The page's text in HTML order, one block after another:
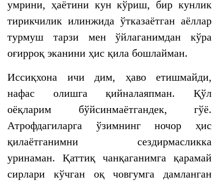
умрини, ҳаётини кун кўриш, бир кунлик
тирикчилик илинжида ўтказаётган аёллар
турмуш тарзи мен ўйлаганимдан кўра
оғирроқ эканини ҳис қила бошлайман.
Иссиқхона ичи дим, ҳаво етишмайди,
нафас олишга қийналаяпман. Қўл
оёқларим бўйсинмаётгандек, гўё.
Атрофдагиларга ўзимнинг ночор ҳис
қилаётганимни сездирмасликка
уринаман. Қаттиқ чанқаганимга қарамай
сирлари кўчган оқ човгумга дамланган